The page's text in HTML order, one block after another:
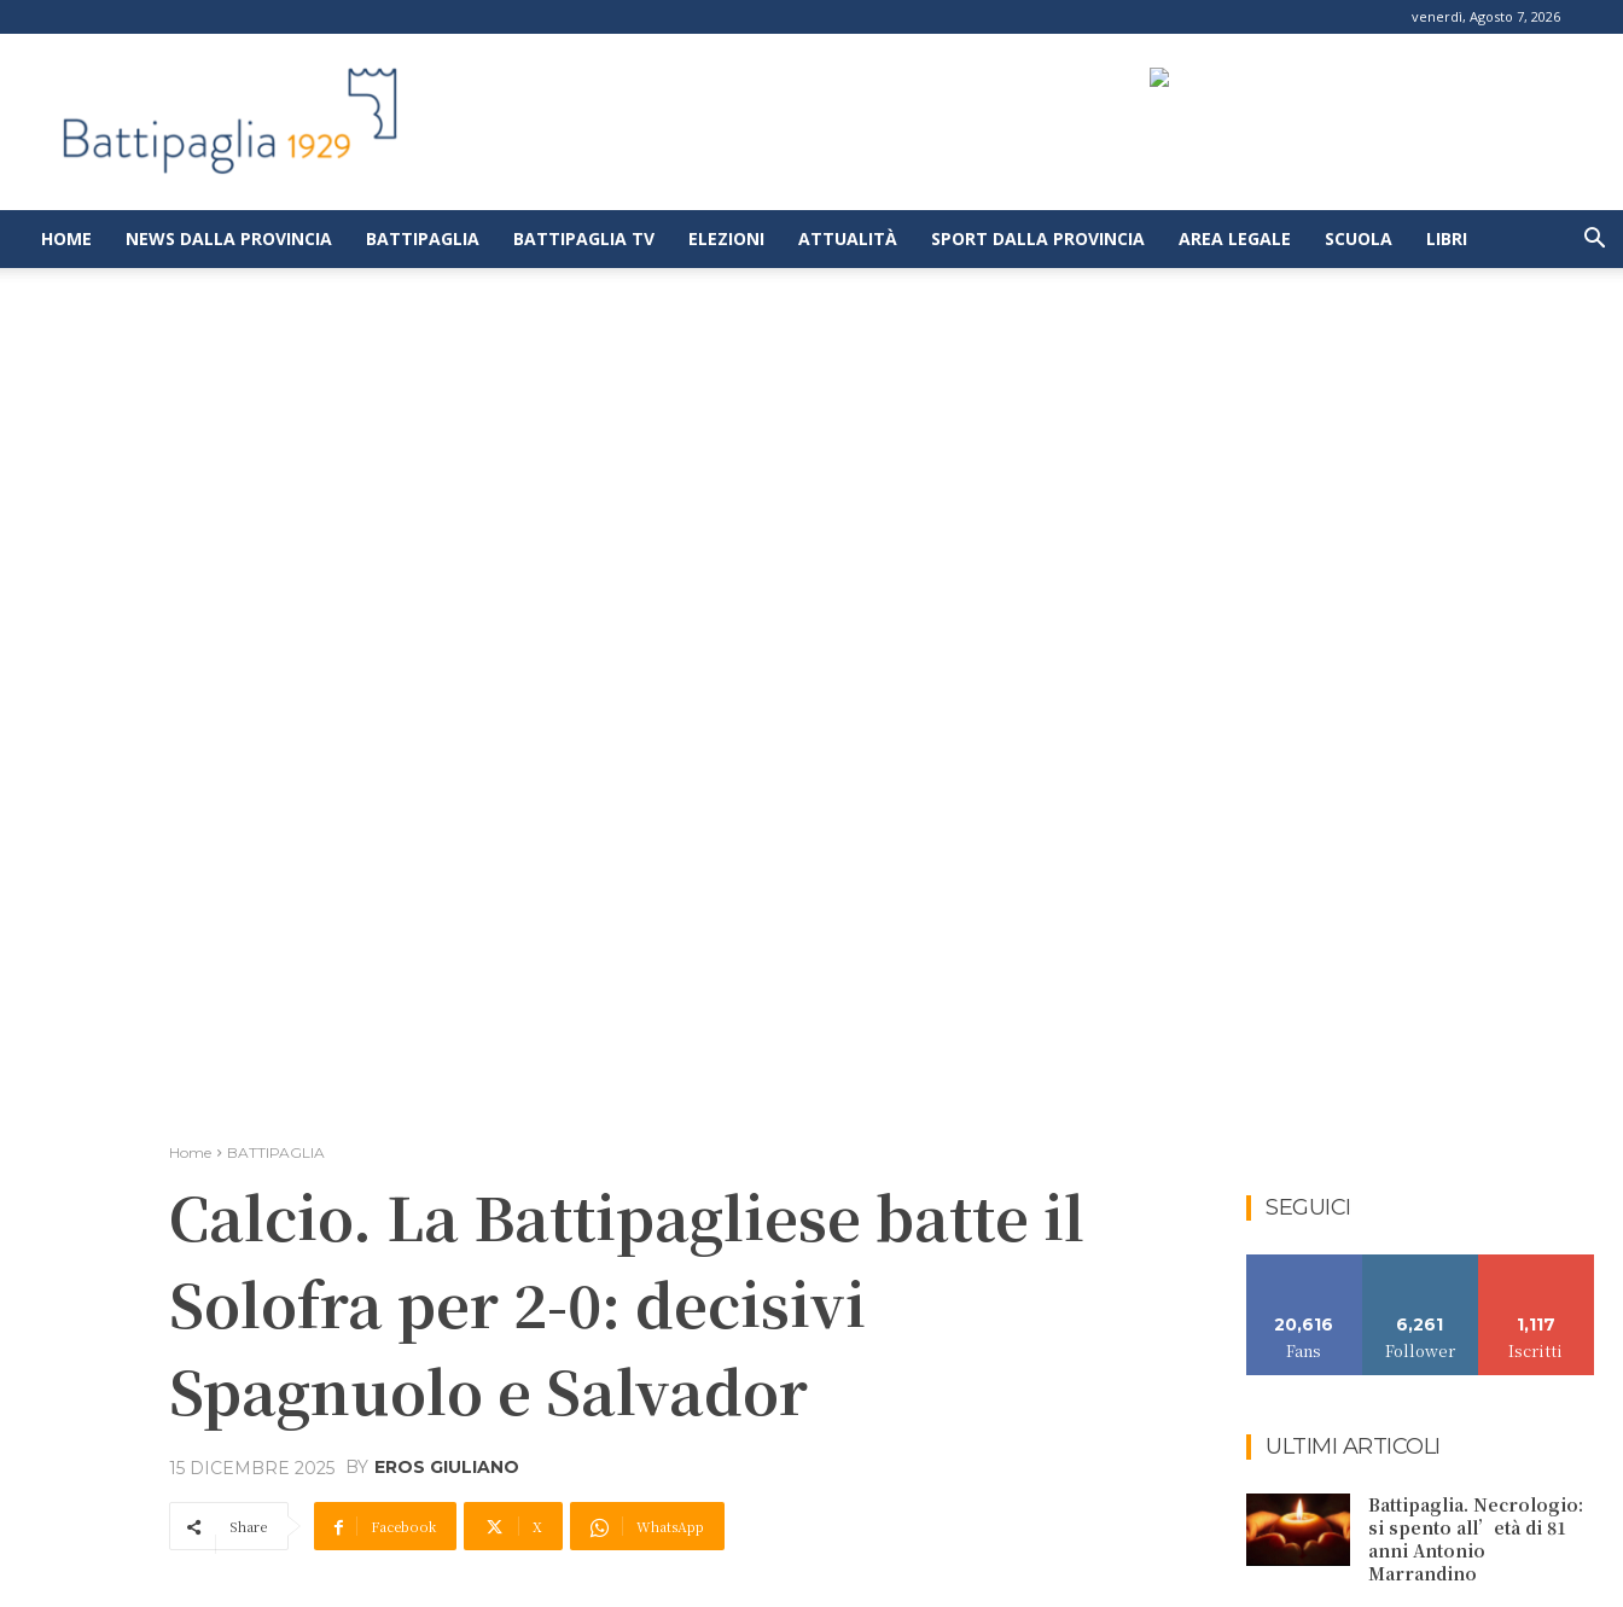
venerdì, Agosto 7, 2026
|
Notizie
dalla
città
di
HOME NEWS DALLA PROVINCIA BATTIPAGLIA BATTIPAGLIA TV ELEZIONI ATTUALITÀ SPORT DALLA PROVINCIA AREA LEGALE SCUOLA LIBRI
Home BATTIPAGLIA
Calcio. La Battipagliese batte il
Solofra per 2-0: decisivi
Spagnuolo e Salvador
15 DICEMBRE 2025 BY EROS GIULIANO
Share Facebook X WhatsApp
SEGUICI
20,616
Fans
6,261
Follower
1,117
Iscritti
ULTIMI ARTICOLI
Battipaglia. Necrologio:
si spento all’età di 81
anni Antonio
Marrandino